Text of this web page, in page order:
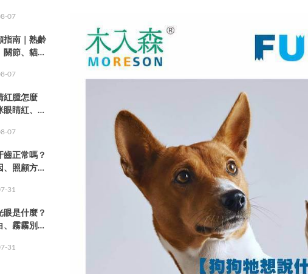
07
指南｜熟齡
關節、貓砂
07
紅腫怎麼
眼睛紅、眼
07
齒正常嗎？
、照顧方式
31
眼是什麼？
、霧霧別只
31